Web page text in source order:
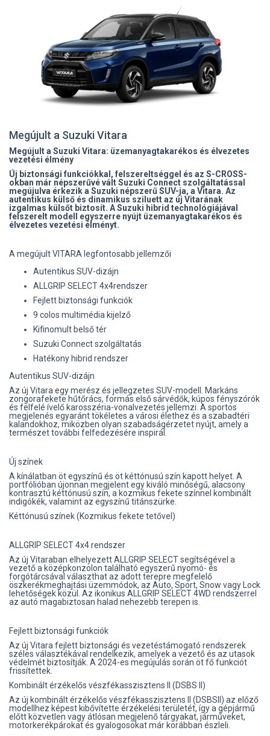
Megújult a Suzuki Vitara
Megújult a Suzuki Vitara: üzemanyagtakarékos és élvezetes
vezetési élmény
Új biztonsági funkciókkal, felszereltséggel és az S-CROSS-
okban már népszerűvé vált Suzuki Connect szolgáltatással
megújulva érkezik a Suzuki népszerű SUV-ja, a Vitara. Az
autentikus külső és dinamikus sziluett az új Vitarának
izgalmas külsőt biztosít. A Suzuki hibrid technológiájával
felszerelt modell egyszerre nyújt üzemanyagtakarékos és
élvezetes vezetési élményt.
A megújult VITARA legfontosabb jellemzői
Autentikus SUV-dizájn
ALLGRIP SELECT 4x4rendszer
Fejlett biztonsági funkciók
9 colos multimédia kijelző
Kifinomult belső tér
Suzuki Connect szolgáltatás
Hatékony hibrid rendszer
Autentikus SUV-dizájn
Az új Vitara egy merész és jellegzetes SUV-modell. Markáns
zongorafekete hűtőrács, formás első sárvédők, kúpos fényszórók
és felfelé ívelő karosszéria-vonalvezetés jellemzi. A sportos
megjelenés egyaránt tökéletes a városi élethez és a szabadtéri
kalandokhoz, miközben olyan szabadságérzetet nyújt, amely a
természet további felfedezésére inspirál.
Új színek
A kínálatban öt egyszínű és öt kéttónusú szín kapott helyet. A
portfólióban újonnan megjelent egy kiváló minőségű, alacsony
kontrasztú kéttónusú szín, a kozmikus fekete színnel kombinált
indigókék, valamint az egyszínű titánszürke.
Kéttónusú színek (Kozmikus fekete tetővel)
ALLGRIP SELECT 4x4 rendszer
Az új Vitaraban elhelyezett ALLGRIP SELECT segítségével a
vezető a középkonzolon található egyszerű nyomó- és
forgótárcsával választhat az adott terepre megfelelő
öszkerékmeghajtási üzemmódok, az Auto, Sport, Snow vagy Lock
lehetőségek közül. Az ikonikus ALLGRIP SELECT 4WD rendszerrel
az autó magabiztosan halad nehezebb terepen is.
Fejlett biztonsági funkciók
Az új Vitara fejlett biztonsági és vezetéstámogató rendszerek
széles választékával rendelkezik, amelyek a vezető és az utasok
védelmét biztosítják. A 2024-es megújulás során öt fő funkciót
frissítettek.
Kombinált érzékelős vészfékasszisztens II (DSBS II)
Az új kombinált érzékelős vészfékasszisztens II (DSBSII) az előző
modellhez képest kibővítette érzékelési területét, így a gépjármű
előtt közvetlen vagy átlósan megjelenő tárgyakat, járműveket,
motorkerékpárokat és gyalogosokat már korábban észleli.